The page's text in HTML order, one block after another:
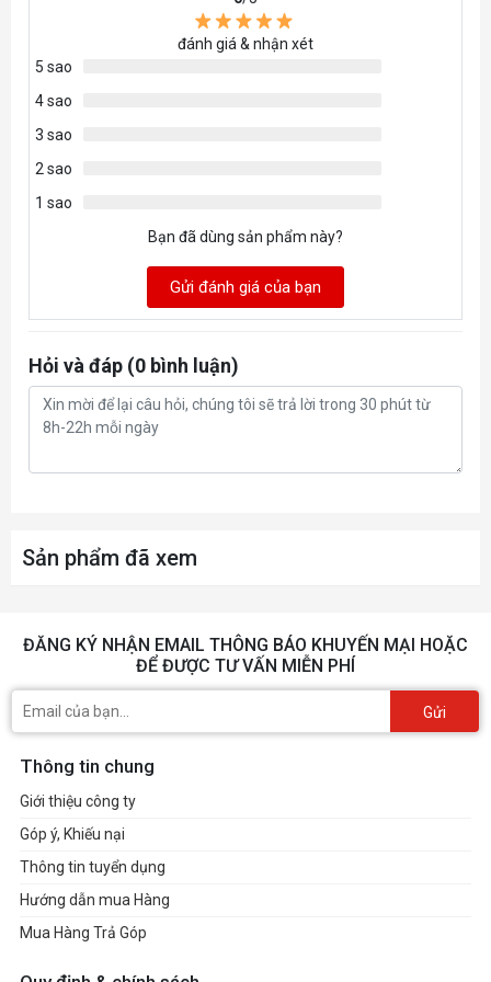
Khe cắm M.2_1 (Key M), loại 2242/2280 (
hỗ trợ chế độ PCIe 4.0 x4) Khe cắm M.2_2
Hỗ trợ RAID 0, RAID 1, RAID 5 và RAID
USB
1x USB 3.2 Gen2x2 Type C
*USB phía sau (Tổng cộng 8 cổng)
6x USB 2.0
Realtek® RTL8125BG 2.5G LAN
ÂM THANH
Realtek® ALC897 Codec
Âm thanh độ nét cao 5.1 kênh
I/O NỘI BỘ
đánh giá & nhận xét
5 sao
4 sao
3 sao
2 sao
1 sao
Bạn đã dùng sản phẩm này?
Gửi đánh giá của bạn
Hỏi và đáp (0 bình luận)
Sản phẩm đã xem
ĐĂNG KÝ NHẬN EMAIL THÔNG BÁO KHUYẾN MẠI HOẶC
ĐỂ ĐƯỢC TƯ VẤN MIỄN PHÍ
Gửi
Thông tin chung
Giới thiệu công ty
Góp ý, Khiếu nại
Thông tin tuyển dụng
Hướng dẫn mua Hàng
Mua Hàng Trả Góp